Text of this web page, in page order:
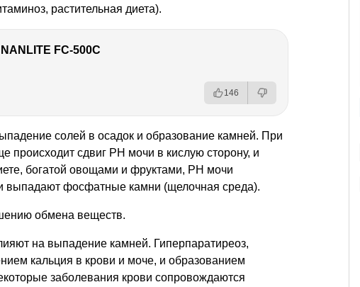
растительная диета).
FC-500C
146
солей в осадок и образование камней. При
происходит сдвиг РН мочи в кислую сторону, и
богатой овощами и фруктами, РН мочи
выпадают фосфатные камни (щелочная среда).
обмена веществ.
на выпадение камней. Гиперпаратиреоз,
кальция в крови и моче, и образованием
заболевания крови сопровождаются